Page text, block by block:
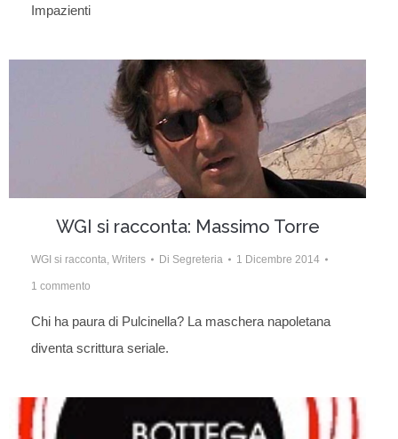
Impazienti
WGI si racconta: Massimo Torre
WGI si racconta, Writers Di Segreteria 1 Dicembre 2014
1 commento
Chi ha paura di Pulcinella? La maschera napoletana
diventa scrittura seriale.